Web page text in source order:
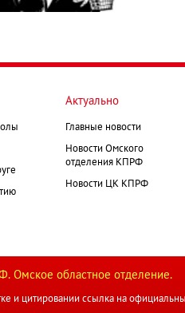
Актуально
Главные новости
Новости Омского
отделения КПРФ
Новости ЦК КПРФ
Омское областное отделение.
и цитировании ссылка на